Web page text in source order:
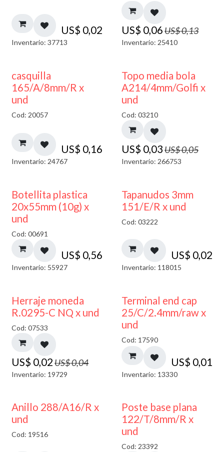
US$ 0,02
Inventario: 37713
US$ 0,06US$0,13
Inventario: 25410
casquilla
165/A/8mm/R x
und
Cod: 20057
US$ 0,16
Inventario: 24767
40% DESCUENTO
Topo media bola
A214/4mm/Golfi x
und
Cod: 03210
US$ 0,03US$0,05
Inventario: 266753
Botellita plastica
20x55mm (10g) x
und
Cod: 00691
US$ 0,56
Inventario: 55927
Tapanudos 3mm
151/E/R x und
Cod: 03222
US$ 0,02
Inventario: 118015
50% DESCUENTO
Herraje moneda
R.0295-C NQ x und
Cod: 07533
US$ 0,02US$0,04
Inventario: 19729
Terminal end cap
25/C/2.4mm/raw x
und
Cod: 17590
US$ 0,01
Inventario: 13330
Anillo 288/A16/R x
und
Cod: 19516
Poste base plana
122/T/8mm/R x
und
Cod: 23392